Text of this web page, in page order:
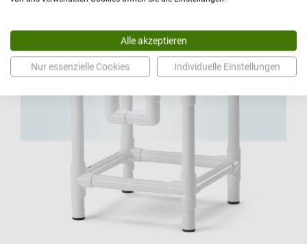
Alle akzeptieren
Nur essenzielle Cookies Individuelle Einstellungen